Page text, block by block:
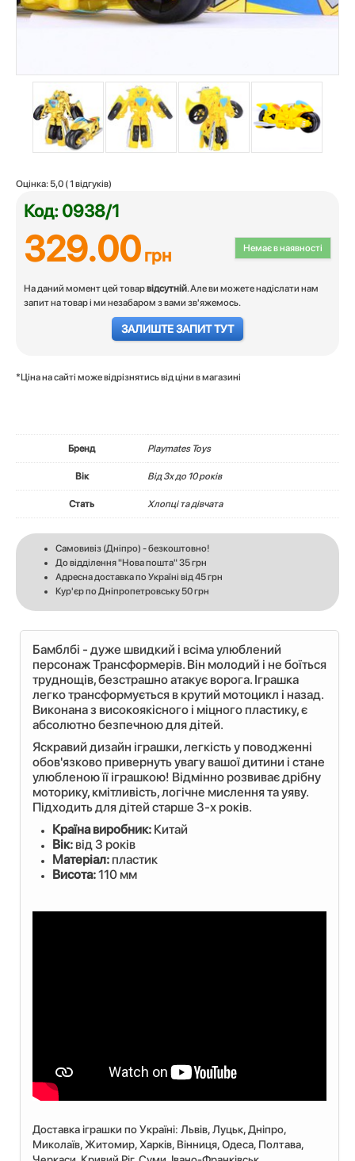
Оцінка: 5,0 (1 відгуків)
Код: 0938/1
Немає в наявності
329.00грн
На даний момент цей товарвідсутній. Але ви можете надіслати нам
запит на товар і ми незабаром з вами зв'яжемось.
ЗАЛИШТЕ ЗАПИТ ТУТ
*Ціна на сайті може відрізнятись від ціни в магазині
Бренд Playmates Toys
Вік Вiд 3х до 10 років
Стать Хлопці та дівчата
Самовивіз (Дніпро) - безкоштовно!
До відділення "Нова пошта" 35 грн
Адресна доставка по Україні від 45 грн
Кур'єр по Дніпропетровську 50 грн
Бамблбі - дуже швидкий і всіма улюблений
персонаж Трансформерів. Він молодий і не боїться
труднощів, безстрашно атакує ворога. Іграшка
легко трансформується в крутий мотоцикл і назад.
Виконана з високоякісного і міцного пластику, є
абсолютно безпечною для дітей.
Яскравий дизайн іграшки, легкість у поводженні
обов'язково привернуть увагу вашої дитини і стане
улюбленою її іграшкою! Відмінно розвиває дрібну
моторику, кмітливість, логічне мислення та уяву.
Підходить для дітей старше 3-х років.
Країна виробник: Китай
Вік: від 3 років
Матеріал: пластик
Висота:110 мм
Доставка іграшки по Україні: Львiв, Луцьк, Дніпро,
Миколаїв, Житомир, Харків, Вінниця, Одеса, Полтава,